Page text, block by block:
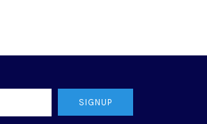
SIGNUP